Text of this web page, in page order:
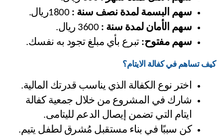
سهم البسمة لمدة نصف سنة :
سهم الأمان لمدة سنة :
سهم مفتوح: تبرع بأي مبلغ تجود به نفسك.
كيف تساهم في كفالة الايتام؟
اختر نوع الكفالة الذي يناسب قدرتك المالية.
ايتام التي تضمن إيصال الدعم لليتامى.
كن سببًا في بناء مستقبل مُشرق لطفل يتيم.